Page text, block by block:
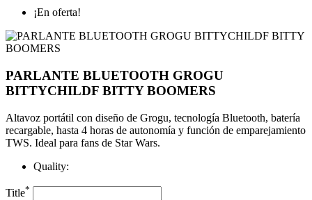
¡En oferta!
PARLANTE BLUETOOTH GROGU
BITTYCHILDF BITTY BOOMERS
Altavoz portátil con diseño de Grogu, tecnología Bluetooth, batería
recargable, hasta 4 horas de autonomía y función de emparejamiento
TWS. Ideal para fans de Star Wars.
Quality:
Title*